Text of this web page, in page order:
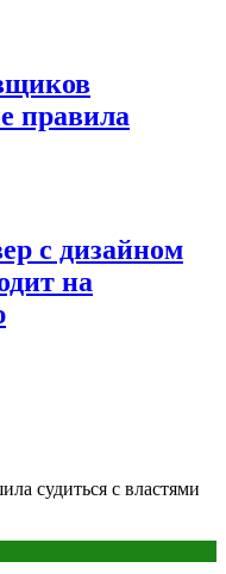
правила
с дизайном
на
судиться с властями